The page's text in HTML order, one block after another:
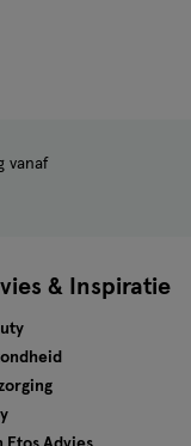
vanaf
& Inspiratie